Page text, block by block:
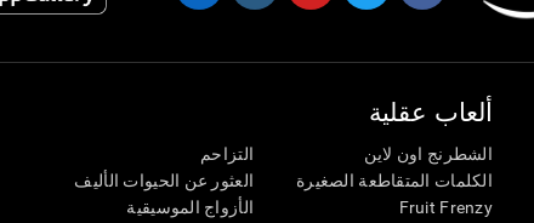
ألعاب عقلية
الشطرنج اون لاين
الكلمات المتقاطعة الصغيرة
Fruit Frenzy
التزاحم
العثور عن الحيوات الأليف
الأزواج الموسيقية